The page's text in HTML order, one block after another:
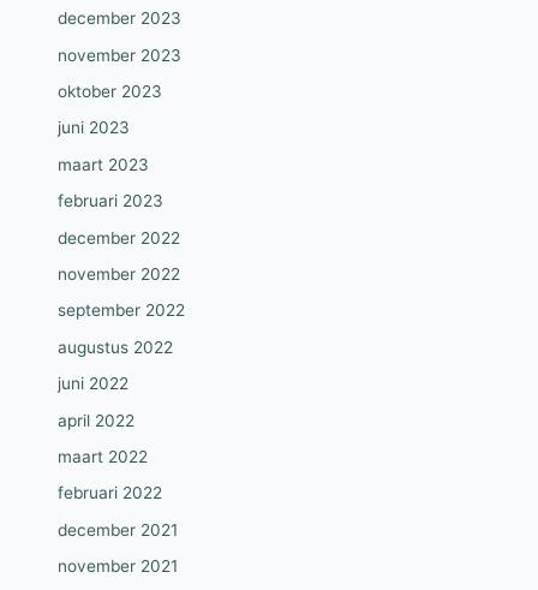
december 2023
november 2023
oktober 2023
juni 2023
maart 2023
februari 2023
december 2022
november 2022
september 2022
augustus 2022
juni 2022
april 2022
maart 2022
februari 2022
december 2021
november 2021